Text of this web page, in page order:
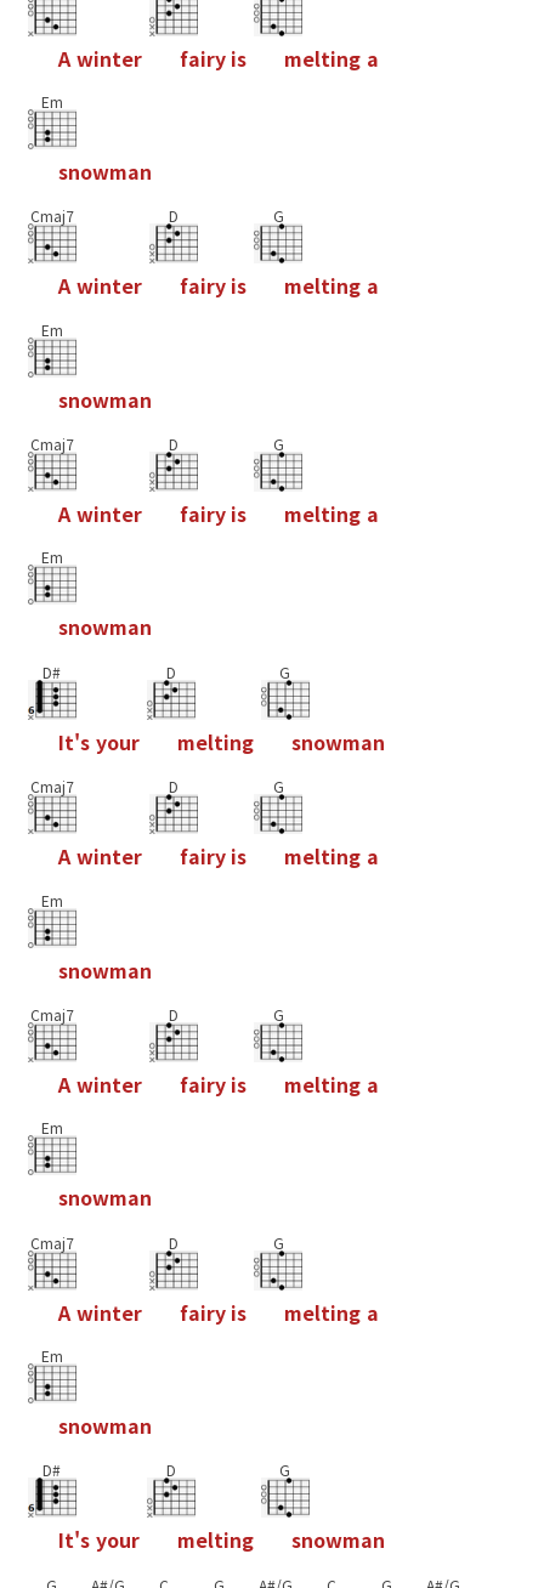
A winter fairy is melting a
Em
snowman
Cmaj7
A winter
D
fairy is
G
melting a
Em
snowman
Cmaj7
A winter
D
fairy is
G
melting a
Em
snowman
D#
It's your
D
melting
G
snowman
Cmaj7
A winter
D
fairy is
G
melting a
Em
snowman
Cmaj7
A winter
D
fairy is
G
melting a
Em
snowman
Cmaj7
A winter
D
fairy is
G
melting a
Em
snowman
D#
It's your
D
melting
G
snowman